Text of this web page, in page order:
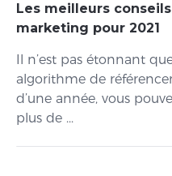
Les meilleurs conseils
marketing pour 2021
Il n’est pas étonnant
algorithme de
d’une année, vous
plus de ...